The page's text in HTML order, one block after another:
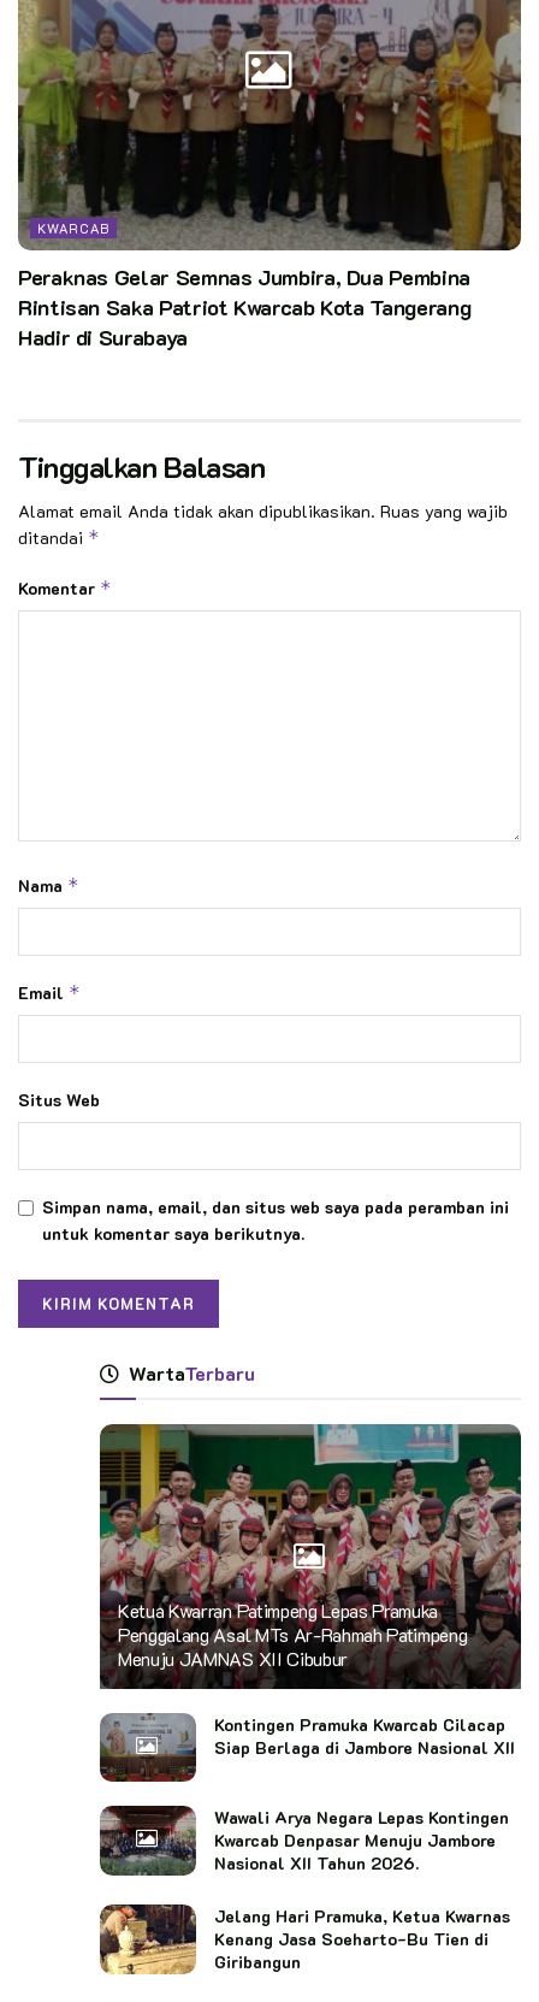
KWARCAB
Peraknas Gelar Semnas Jumbira, Dua Pembina
Rintisan Saka Patriot Kwarcab Kota Tangerang
Hadir di Surabaya
Tinggalkan Balasan
Alamat email Anda tidak akan dipublikasikan. Ruas yang wajib
ditandai *
Komentar *
Nama *
Email *
Situs Web
Simpan nama, email, dan situs web saya pada peramban ini
untuk komentar saya berikutnya.
WartaTerbaru
Ketua Kwarran Patimpeng Lepas Pramuka
Penggalang Asal MTs Ar-Rahmah Patimpeng
Menuju JAMNAS XII Cibubur
Kontingen Pramuka Kwarcab Cilacap
Siap Berlaga di Jambore Nasional XII
Wawali Arya Negara Lepas Kontingen
Kwarcab Denpasar Menuju Jambore
Nasional XII Tahun 2026.
Jelang Hari Pramuka, Ketua Kwarnas
Kenang Jasa Soeharto-Bu Tien di
Giribangun